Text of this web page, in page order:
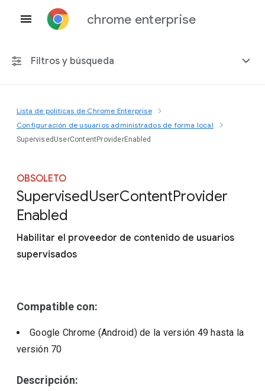
chrome enterprise
Filtros y búsqueda
Cualquier plataforma
Chrome 151
Incluir políticas obsoletas
Lista de políticas de Chrome Enterprise
Configuración de usuarios administrados de forma local
SupervisedUserContentProviderEnabled
OBSOLETO
SupervisedUserContentProvider
Enabled
Habilitar el proveedor de contenido de usuarios
supervisados
Compatible con:
Google Chrome (Android)de la versión 49hasta la
versión 70
Descripción: